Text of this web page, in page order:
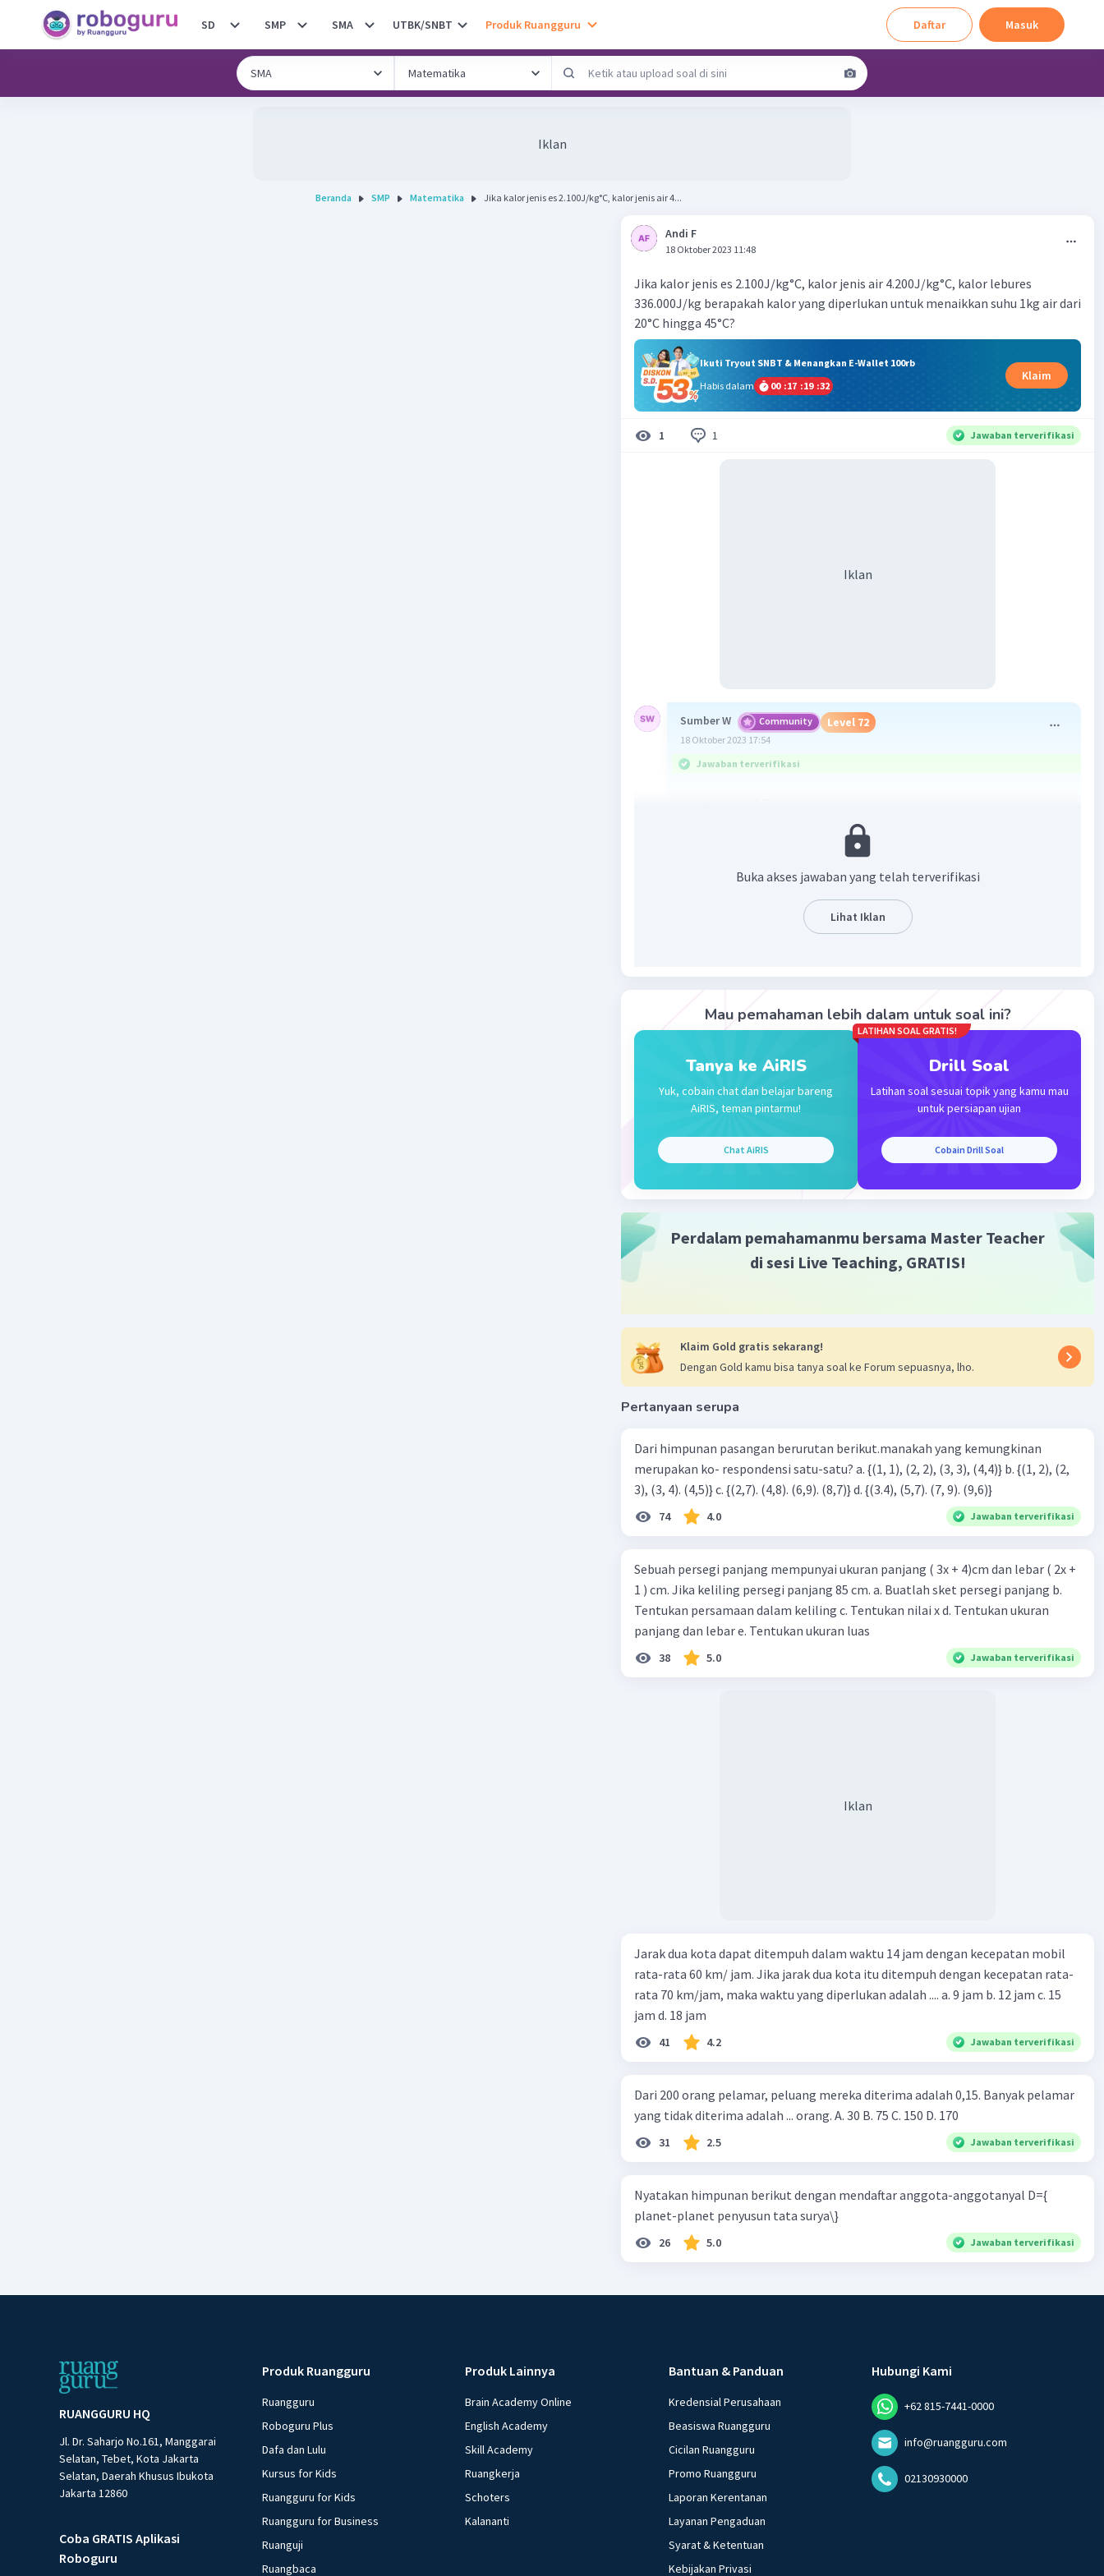
SD SMP SMA UTBK/SNBT Produk Ruangguru Daftar Masuk
Iklan
Beranda SMP Matematika Jika kalor jenis es 2.100J/kg°C, kalor jenis air 4...
Andi F
18 Oktober 2023 11:48
Jika kalor jenis es 2.100J/kg°C, kalor jenis air 4.200J/kg°C, kalor lebures
336.000J/kg berapakah kalor yang diperlukan untuk menaikkan suhu 1kg air dari
20°C hingga 45°C?
Ikuti Tryout SNBT & Menangkan E-Wallet 100rb
Habis dalam
00 :17 :19 :32
Klaim
1 1 Jawaban terverifikasi
Iklan
Sumber W Community Level 72
18 Oktober 2023 17:54
Jawaban terverifikasi
= 105 kJ
Beri Rating·0.0(0) Balas
Buka akses jawaban yang telah terverifikasi
Lihat Iklan
Mau pemahaman lebih dalam untuk soal ini?
Tanya ke AiRIS
Yuk, cobain chat dan belajar bareng
AiRIS, teman pintarmu!
Chat AiRIS
LATIHAN SOAL GRATIS!
Drill Soal
Latihan soal sesuai topik yang kamu mau
untuk persiapan ujian
Cobain Drill Soal
Perdalam pemahamanmu bersama Master Teacher
di sesi Live Teaching, GRATIS!
Klaim Gold gratis sekarang!
Dengan Gold kamu bisa tanya soal ke Forum sepuasnya, lho.
Pertanyaan serupa
Dari himpunan pasangan berurutan berikut.manakah yang kemungkinan
merupakan ko- respondensi satu-satu? a. {(1, 1), (2, 2), (3, 3), (4,4)} b. {(1, 2), (2,
3), (3, 4). (4,5)} c. {(2,7). (4,8). (6,9). (8,7)} d. {(3.4), (5,7). (7, 9). (9,6)}
74 4.0 Jawaban terverifikasi
Sebuah persegi panjang mempunyai ukuran panjang ( 3x + 4)cm dan lebar ( 2x +
1 ) cm. Jika keliling persegi panjang 85 cm. a. Buatlah sket persegi panjang b.
Tentukan persamaan dalam keliling c. Tentukan nilai x d. Tentukan ukuran
panjang dan lebar e. Tentukan ukuran luas
38 5.0 Jawaban terverifikasi
Iklan
Jarak dua kota dapat ditempuh dalam waktu 14 jam dengan kecepatan mobil
rata-rata 60 km/ jam. Jika jarak dua kota itu ditempuh dengan kecepatan rata-
rata 70 km/jam, maka waktu yang diperlukan adalah .... a. 9 jam b. 12 jam c. 15
jam d. 18 jam
41 4.2 Jawaban terverifikasi
Dari 200 orang pelamar, peluang mereka diterima adalah 0,15. Banyak pelamar
yang tidak diterima adalah ... orang. A. 30 B. 75 C. 150 D. 170
31 2.5 Jawaban terverifikasi
Nyatakan himpunan berikut dengan mendaftar anggota-anggotanyal D={
planet-planet penyusun tata surya\}
26 5.0 Jawaban terverifikasi
RUANGGURU HQ
Jl. Dr. Saharjo No.161, Manggarai
Selatan, Tebet, Kota Jakarta
Selatan, Daerah Khusus Ibukota
Jakarta 12860
Coba GRATIS Aplikasi
Roboguru
Produk Ruangguru
Ruangguru
Roboguru Plus
Dafa dan Lulu
Kursus for Kids
Ruangguru for Kids
Ruangguru for Business
Ruanguji
Ruangbaca
Produk Lainnya
Brain Academy Online
English Academy
Skill Academy
Ruangkerja
Schoters
Kalananti
Bantuan & Panduan
Kredensial Perusahaan
Beasiswa Ruangguru
Cicilan Ruangguru
Promo Ruangguru
Laporan Kerentanan
Layanan Pengaduan
Syarat & Ketentuan
Kebijakan Privasi
Hubungi Kami
+62 815-7441-0000
info@ruangguru.com
02130930000